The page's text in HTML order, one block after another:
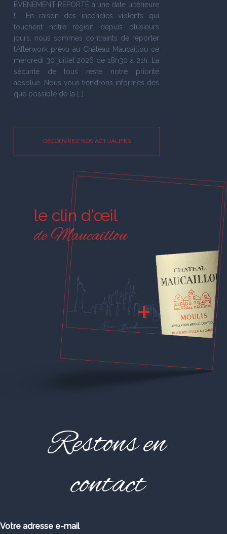
ÉVENEMENT REPORTÉ à une date ultérieure
! En raison des incendies violents qui
touchent notre région depuis plusieurs
jours, nous sommes contraints de reporter
l’Afterwork prévu au Château Maucaillou ce
mercredi 30 juillet 2026 de 18h30 à 21h. La
sécurité de tous reste notre priorité
absolue. Nous vous tiendrons informés dès
que possible de la […]
DÉCOUVREZ NOS ACTUALITÉS
le clin d'œil
de Maucaillou
+
Restons en
contact
Votre adresse e-mail